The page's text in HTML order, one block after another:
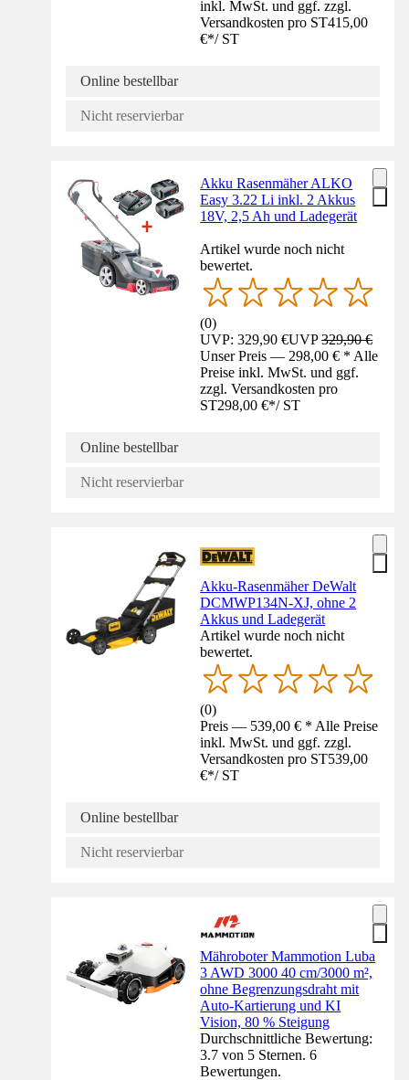
inkl. MwSt. und ggf. zzgl.
Versandkosten pro ST415,00
€*/ ST
Online bestellbar
Nicht reservierbar
Akku Rasenmäher ALKO
Easy 3.22 Li inkl. 2 Akkus
18V, 2,5 Ah und Ladegerät
Artikel wurde noch nicht
bewertet.
(0)
UVP: 329,90 €UVP329,90 €
Unser Preis — 298,00 € * Alle
Preise inkl. MwSt. und ggf.
zzgl. Versandkosten pro
ST298,00 €*/ ST
Online bestellbar
Nicht reservierbar
Akku-Rasenmäher DeWalt
DCMWP134N-XJ, ohne 2
Akkus und Ladegerät
Artikel wurde noch nicht
bewertet.
(0)
Preis — 539,00 € * Alle Preise
inkl. MwSt. und ggf. zzgl.
Versandkosten pro ST539,00
€*/ ST
Online bestellbar
Nicht reservierbar
Mähroboter Mammotion Luba
3 AWD 3000 40 cm/3000 m²,
ohne Begrenzungsdraht mit
Auto-Kartierung und KI
Vision, 80 % Steigung
Durchschnittliche Bewertung:
3.7 von 5 Sternen. 6
Bewertungen.